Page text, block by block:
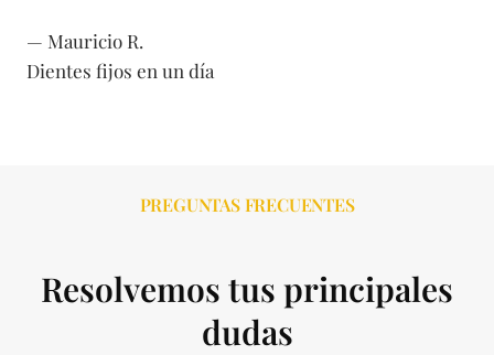
— Mauricio R.
Dientes fijos en un día
PREGUNTAS FRECUENTES
Resolvemos tus principales
dudas